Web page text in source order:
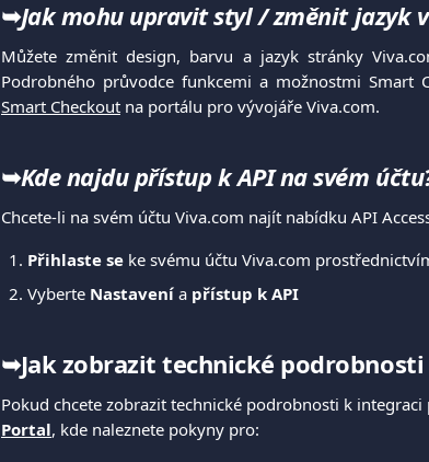
➥Jak mohu upravit styl / změnit jazyk
Můžete změnit design, barvu a jazyk stránky
Podrobného průvodce funkcemi a možnostmi Smart
Smart Checkout na portálu pro vývojáře Viva.com.
➥Kde najdu přístup k API na svém
Chcete-li na svém účtu Viva.com najít nabídku API
Přihlaste se ke svému účtu Viva.com
Vyberte Nastavení a přístup k API
➥Jak zobrazit technické
Pokud chcete zobrazit technické podrobnosti k
Portal, kde naleznete pokyny pro: